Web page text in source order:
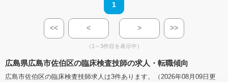
1
<< < > >>
（1～3件目を表示中）
広島県広島市佐伯区の臨床検査技師の求人・転職傾向
広島市佐伯区の臨床検査技師求人は3件あります。（2026年08月09日更